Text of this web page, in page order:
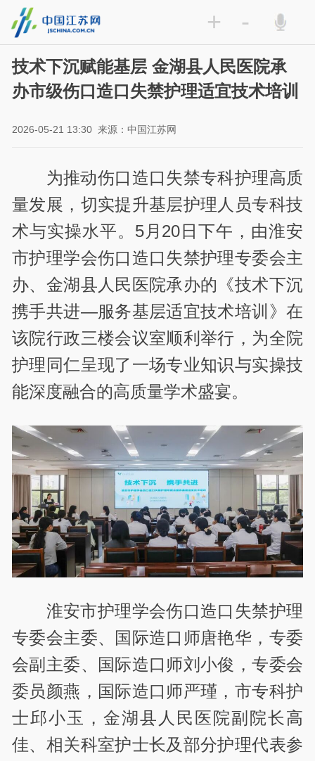
+ -
技术下沉赋能基层 金湖县人民医院承
办市级伤口造口失禁护理适宜技术培训
2026-05-21 13:30 来源：中国江苏网
为推动伤口造口失禁专科护理高质
量发展，切实提升基层护理人员专科技
术与实操水平。5月20日下午，由淮安
市护理学会伤口造口失禁护理专委会主
办、金湖县人民医院承办的《技术下沉
携手共进—服务基层适宜技术培训》在
该院行政三楼会议室顺利举行，为全院
护理同仁呈现了一场专业知识与实操技
能深度融合的高质量学术盛宴。
淮安市护理学会伤口造口失禁护理
专委会主委、国际造口师唐艳华，专委
会副主委、国际造口师刘小俊，专委会
委员颜燕，国际造口师严瑾，市专科护
士邱小玉，金湖县人民医院副院长高
佳、相关科室护士长及部分护理代表参